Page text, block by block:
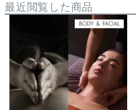
最近閲覧した商品